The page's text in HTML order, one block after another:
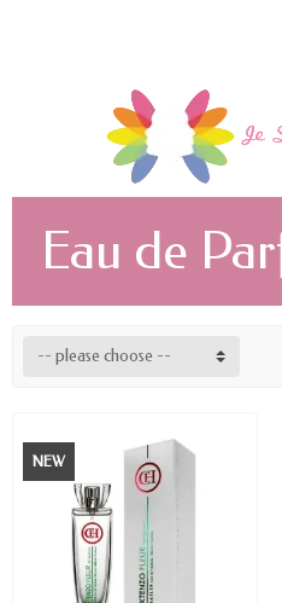
Eau de
-- please choose --
NEW